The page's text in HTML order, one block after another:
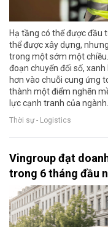
Hạ tầng có thể được đầu
thể được xây dựng,
trong một sớm một
đoạn chuyển đổi số,
hơn vào chuỗi cung ứng
thành một điểm nghẽn
lực cạnh tranh của ngành.
Thời sự - Logistics
Vingroup đạt
trong 6 tháng đầu